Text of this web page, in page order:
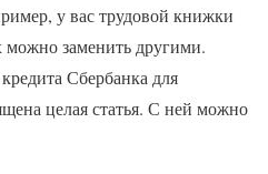
у вас трудовой книжки
заменить другими.
Сбербанка для
целая статья. С ней можно